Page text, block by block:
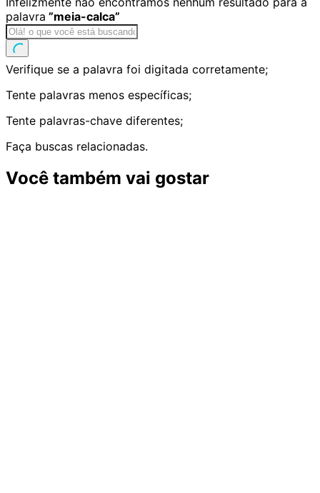
palavra ”meia-calca”
Olá! o que você está buscando?
Verifique se a palavra foi digitada corretamente;
Tente palavras menos específicas;
Tente palavras-chave diferentes;
Faça buscas relacionadas.
Você também vai gostar